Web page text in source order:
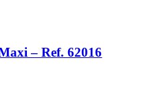
– Ref. 62016